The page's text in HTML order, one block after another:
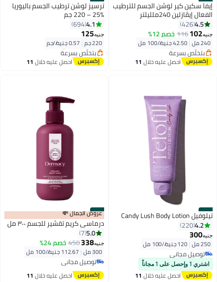
#39
إيفا سكين كير لوشن الجسم للترطيب
الفعال إيڤازلين 240ملليلتر
4.5
426
جنيه102
116 خصم 12%
240 مل |
أقل سعر في 7 يوم
توصيل مجاني
بتخلّص بسرعة
أقل سعر في 7 يوم
احصل عليه خلال 11
#40
ترسيز لوشن ترطيب الجسم باليوريا
%25 – 220 جم
4.1
694
جنيه125
220 جم |
أقل سعر في 7 يوم
توصيل مجاني
بتخلّص بسرعة
أقل سعر في 7 يوم
احصل عليه خلال 11
#41
تيلوفيل Candy Lush Body Lotion
4.2
220
جنيه300
250 مل |
توصيل مجاني
توصيل مجاني
اشتري 1 وإحصل على 1 مجاناً
احصل عليه خلال 11
#42
عروض الجمال 💸
درماسي كريم تقشير للجسم ٣٠٠ مل
5.0
7
جنيه338
450 خصم 24%
300 مل |
توصيل مجاني
توصيل مجاني
احصل عليه خلال 11